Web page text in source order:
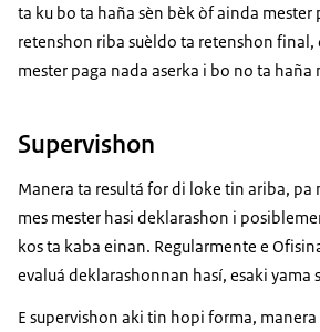
ta ku bo ta haña sèn bèk òf ainda mester
retenshon riba suèldo ta retenshon final,
mester paga nada aserka i bo no ta haña
Supervishon
Manera ta resultá for di loke tin ariba, pa
mes mester hasi deklarashon i
kos ta kaba einan. Regularmente e
evaluá deklarashonnan hasí, esaki yama
E supervishon aki tin hopi forma, manera